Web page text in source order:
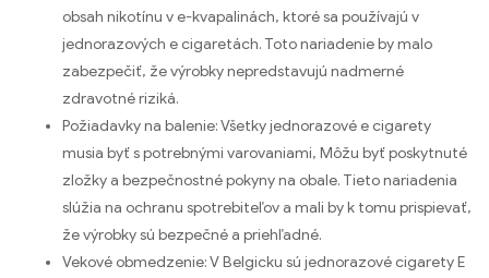
obsah nikotínu v e-kvapalinách, ktoré sa používajú v
jednorazových e cigaretách. Toto nariadenie by malo
zabezpečiť, že výrobky nepredstavujú nadmerné
zdravotné riziká.
Požiadavky na balenie: Všetky jednorazové e cigarety
musia byť s potrebnými varovaniami, Môžu byť poskytnuté
zložky a bezpečnostné pokyny na obale. Tieto nariadenia
slúžia na ochranu spotrebiteľov a mali by k tomu prispievať,
že výrobky sú bezpečné a priehľadné.
Vekové obmedzenie: V Belgicku sú jednorazové cigarety E